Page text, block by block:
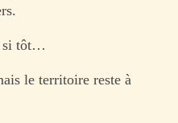
si tôt…
le territoire reste à